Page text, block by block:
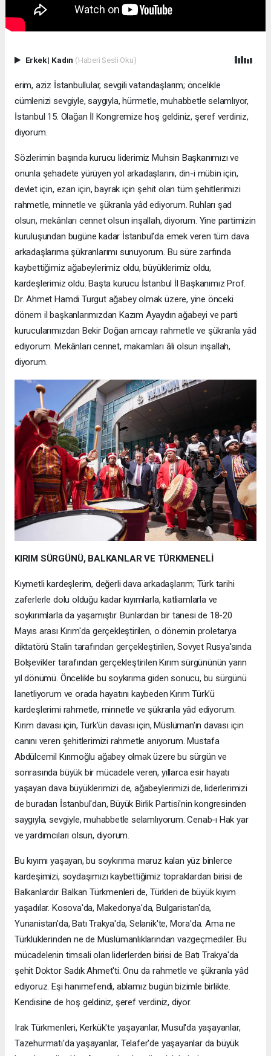
Erkek| Kadın (Haberi Sesli Oku)
erim, aziz İstanbullular, sevgili vatandaşlarım; öncelikle
cümlenizi sevgiyle, saygıyla, hürmetle, muhabbetle selamlıyor,
İstanbul 15. Olağan İl Kongremize hoş geldiniz, şeref verdiniz,
diyorum.
Sözlerimin başında kurucu liderimiz Muhsin Başkanımızı ve
onunla şehadete yürüyen yol arkadaşlarını, din-i mübin için,
devlet için, ezan için, bayrak için şehit olan tüm şehitlerimizi
rahmetle, minnetle ve şükranla yâd ediyorum. Ruhları şad
olsun, mekânları cennet olsun inşallah, diyorum. Yine partimizin
kuruluşundan bugüne kadar İstanbul'da emek veren tüm dava
arkadaşlarıma şükranlarımı sunuyorum. Bu süre zarfında
kaybettiğimiz ağabeylerimiz oldu, büyüklerimiz oldu,
kardeşlerimiz oldu. Başta kurucu İstanbul İl Başkanımız Prof.
Dr. Ahmet Hamdi Turgut ağabey olmak üzere, yine önceki
dönem il başkanlarımızdan Kazım Ayaydın ağabeyi ve parti
kurucularımızdan Bekir Doğan amcayı rahmetle ve şükranla yâd
ediyorum. Mekânları cennet, makamları âli olsun inşallah,
diyorum.
KIRIM SÜRGÜNÜ, BALKANLAR VE TÜRKMENELİ
Kıymetli kardeşlerim, değerli dava arkadaşlarım; Türk tarihi
zaferlerle dolu olduğu kadar kıyımlarla, katliamlarla ve
soykırımlarla da yaşamıştır. Bunlardan bir tanesi de 18-20
Mayıs arası Kırım'da gerçekleştirilen, o dönemin proletarya
diktatörü Stalin tarafından gerçekleştirilen, Sovyet Rusya'sında
Bolşevikler tarafından gerçekleştirilen Kırım sürgününün yarın
yıl dönümü. Öncelikle bu soykırıma giden sonucu, bu sürgünü
lanetliyorum ve orada hayatını kaybeden Kırım Türk'ü
kardeşlerimi rahmetle, minnetle ve şükranla yâd ediyorum.
Kırım davası için, Türk'ün davası için, Müslüman'ın davası için
canını veren şehitlerimizi rahmetle anıyorum. Mustafa
Abdülcemil Kırımoğlu ağabey olmak üzere bu sürgün ve
sonrasında büyük bir mücadele veren, yıllarca esir hayatı
yaşayan dava büyüklerimizi de, ağabeylerimizi de, liderlerimizi
de buradan İstanbul'dan, Büyük Birlik Partisi'nin kongresinden
saygıyla, sevgiyle, muhabbetle selamlıyorum. Cenab-ı Hak yar
ve yardımcıları olsun, diyorum.
Bu kıyımı yaşayan, bu soykırıma maruz kalan yüz binlerce
kardeşimizi, soydaşımızı kaybettiğimiz topraklardan birisi de
Balkanlardır. Balkan Türkmenleri de, Türkleri de büyük kıyım
yaşadılar. Kosova'da, Makedonya'da, Bulgaristan'da,
Yunanistan'da, Batı Trakya'da, Selanik'te, Mora'da. Ama ne
Türklüklerinden ne de Müslümanlıklarından vazgeçmediler. Bu
mücadelenin timsali olan liderlerden birisi de Batı Trakya'da
şehit Doktor Sadık Ahmet'ti. Onu da rahmetle ve şükranla yâd
ediyoruz. Eşi hanımefendi, ablamız bugün bizimle birlikte.
Kendisine de hoş geldiniz, şeref verdiniz, diyor.
Irak Türkmenleri, Kerkük'te yaşayanlar, Musul'da yaşayanlar,
Tazehurmatı'da yaşayanlar, Telafer'de yaşayanlar da büyük